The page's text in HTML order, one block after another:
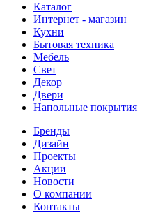
Каталог
Интернет - магазин
Кухни
Бытовая техника
Мебель
Свет
Декор
Двери
Напольные покрытия
Бренды
Дизайн
Проекты
Акции
Новости
О компании
Контакты